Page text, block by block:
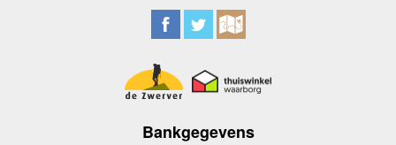
Bankgegevens